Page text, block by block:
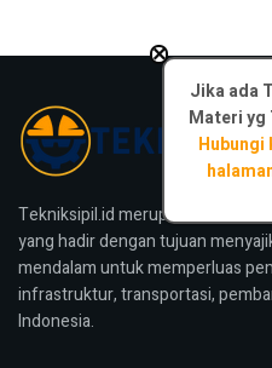
Tekniksipil.id merupakan media
yang hadir dengan tujuan
mendalam untuk memperluas
infrastruktur, transportasi,
Indonesia.
Jika ada
Materi yg
Hubungi
×